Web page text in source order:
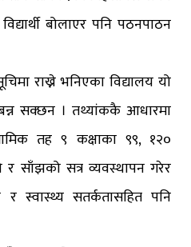
बोलाएर पनि पठनपाठन
राख्ने भनिएका विद्यालय यो
बन्न सक्छन । तथ्यांककै आधारमा
तह ९ कक्षाका ९९, १२०
र साँझको सत्र व्यवस्थापन गरेर
स्वास्थ्य सतर्कतासहित पनि